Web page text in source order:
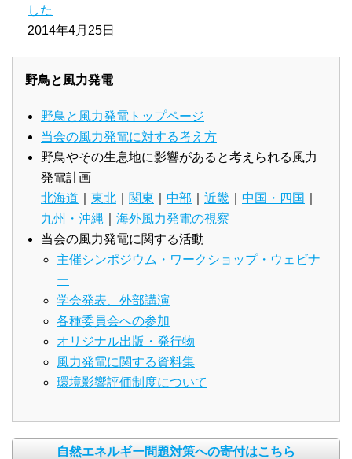
した
2014年4月25日
野鳥と風力発電
野鳥と風力発電トップページ
当会の風力発電に対する考え方
野鳥やその生息地に影響があると考えられる風力
発電計画
北海道
東北 関東 中部 近畿 中国・四国
九州・沖縄
海外風力発電の視察
当会の風力発電に関する活動
主催シンポジウム・ワークショップ・ウェビナ
ー
学会発表、外部講演
各種委員会への参加
オリジナル出版・発行物
風力発電に関する資料集
環境影響評価制度について
自然エネルギー問題対策への寄付はこちら